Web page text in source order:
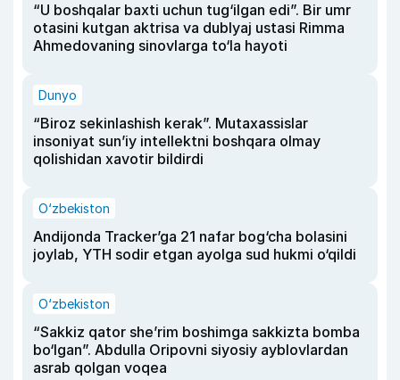
“U boshqalar baxti uchun tug‘ilgan edi”. Bir umr
otasini kutgan aktrisa va dublyaj ustasi Rimma
Ahmedovaning sinovlarga to‘la hayoti
Dunyo
“Biroz sekinlashish kerak”. Mutaxassislar
insoniyat sun’iy intellektni boshqara olmay
qolishidan xavotir bildirdi
O‘zbekiston
Andijonda Tracker’ga 21 nafar bog‘cha bolasini
joylab, YTH sodir etgan ayolga sud hukmi o‘qildi
O‘zbekiston
“Sakkiz qator she’rim boshimga sakkizta bomba
bo‘lgan”. Abdulla Oripovni siyosiy ayblovlardan
asrab qolgan voqea